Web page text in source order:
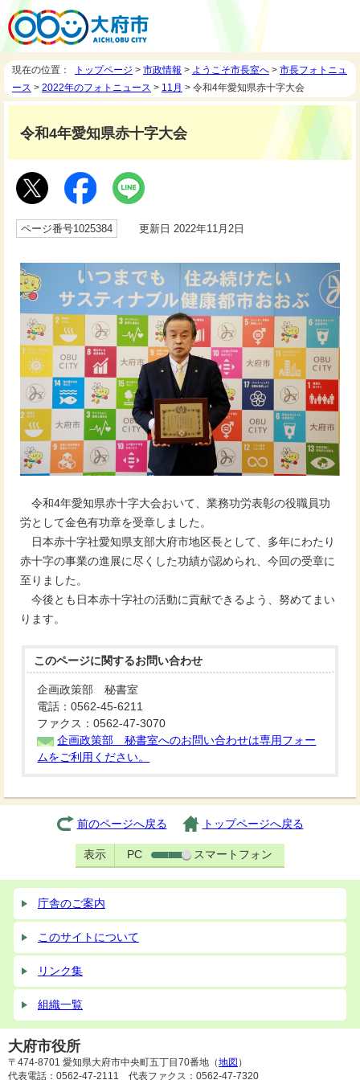
現在の位置： トップページ > 市政情報 > ようこそ市長室へ > 市長フォトニュ
ース > 2022年のフォトニュース > 11月 > 令和4年愛知県赤十字大会
令和4年愛知県赤十字大会
ページ番号1025384 更新日 2022年11月2日
令和4年愛知県赤十字大会おいて、業務功労表彰の役職員功
労として金色有功章を受章しました。
日本赤十字社愛知県支部大府市地区長として、多年にわたり
赤十字の事業の進展に尽くした功績が認められ、今回の受章に
至りました。
今後とも日本赤十字社の活動に貢献できるよう、努めてまい
ります。
このページに関するお問い合わせ
企画政策部 秘書室
電話：0562-45-6211
ファクス：0562-47-3070
企画政策部 秘書室へのお問い合わせは専用フォー
ムをご利用ください。
前のページへ戻る トップページへ戻る
表示 PC スマートフォン
庁舎のご案内
このサイトについて
リンク集
組織一覧
大府市役所
〒474-8701 愛知県大府市中央町五丁目70番地（地図 ）
代表電話：0562-47-2111 代表ファクス：0562-47-7320